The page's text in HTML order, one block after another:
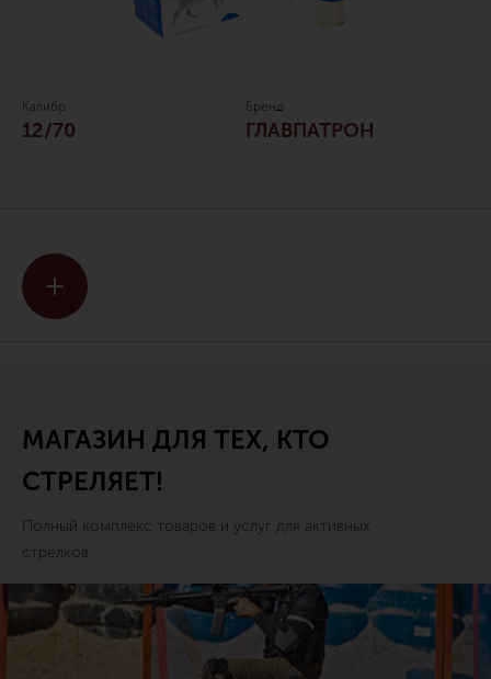
Калибр
12/70
Бренд
ГЛАВПАТРОН
МАГАЗИН ДЛЯ ТЕХ, КТО
СТРЕЛЯЕТ!
Полный комплекс товаров и услуг для активных
стрелков.